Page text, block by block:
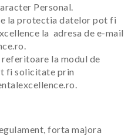
Personal.
la protectia datelor pot fi
la adresa de e-mail
.
la modul de
fi solicitate prin
.
forta majora